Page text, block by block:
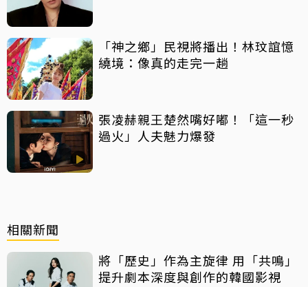
「神之鄉」民視將播出！林玟誼憶
繞境：像真的走完一趟
張凌赫親王楚然嘴好嘟！「這一秒
過火」人夫魅力爆發
相關新聞
將「歷史」作為主旋律 用「共鳴」
提升劇本深度與創作的韓國影視